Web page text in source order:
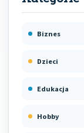
Biznes
Dzieci
Edukacja
Hobby